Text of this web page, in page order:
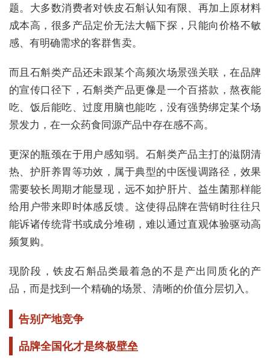
题。大多数消费者对铁皮石斛认知有限、再加上原材料
成本高，很多产品定价无法大幅下探，只能向价格不敏
感、有明确需求的客群售卖。
而且石斛类产品还未跟某个高频次场景强关联，在品牌
的宣传口径下，石斛类产品更像是一个百搭款，熬夜能
吃、饭后能吃、过度用脑也能吃，没有强势绑定某个场
景发力，在一众药食同源产品中存在感不高。
更深的瓶颈在于用户感知弱。石斛类产品主打的滋阴清
热、护肝养胃等功效，属于典型的中医慢调路径，效果
需要较长周期才能显现，远不如护肝片、益生菌那样能
给用户带来即时体感反馈。这使得品牌在营销时往往只
能诉诸传统背书或成分堆砌，难以通过直观体验驱动高
频复购。
现阶段，铁皮石斛品类最着急的不是产出同质化的产
品，而是找到一个精确的场景、清晰的价值分层切入。
告别产地竞争
品牌全国化才是终极壁垒